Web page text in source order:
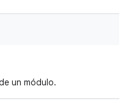
un módulo.